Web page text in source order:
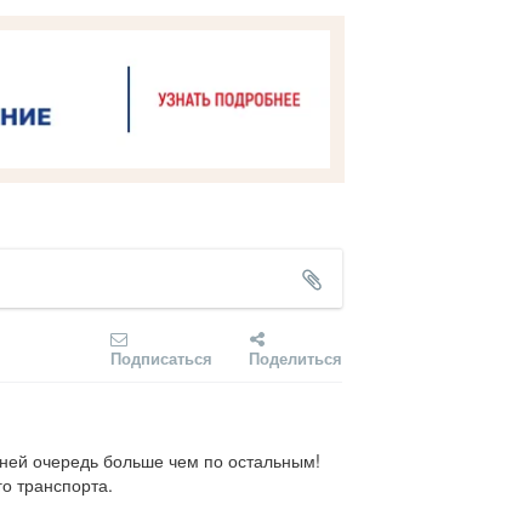
Подписаться Поделиться
очередь больше чем по остальным!
транспорта.